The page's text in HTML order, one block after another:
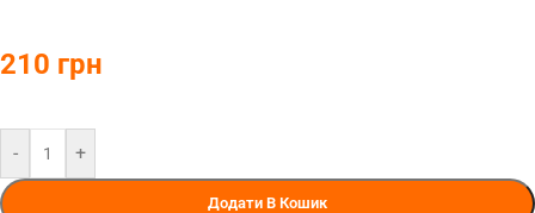
210 грн
- +
Додати В Кошик